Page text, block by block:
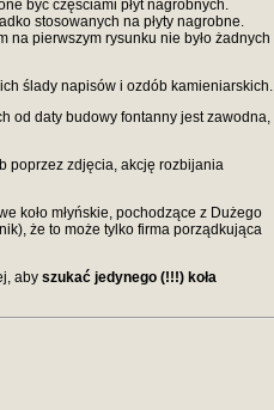
być częściami płyt nagrobnych.
stosowanych na płyty nagrobne.
na pierwszym rysunku nie było żadnych
ślady napisów i ozdób kamieniarskich.
od daty budowy fontanny jest zawodna,
poprzez zdjęcia, akcję rozbijania
koło młyńskie, pochodzące z Dużego
że to może tylko firma porządkująca
aby szukać jedynego (!!!) koła